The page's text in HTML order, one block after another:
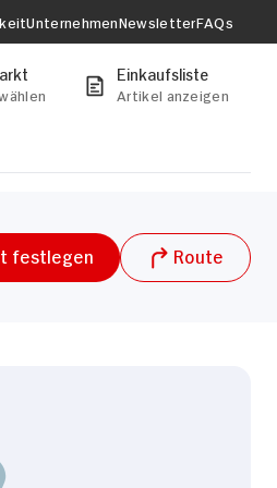
UnternehmenNewsletterFAQs
Einkaufsliste
Artikel anzeigen
festlegen Route